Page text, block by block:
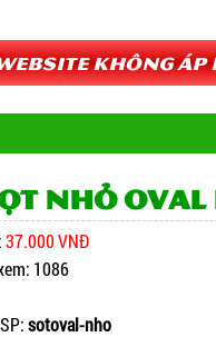
không
Nhỏ Oval
37.000 VNĐ
1086
sotoval-nho